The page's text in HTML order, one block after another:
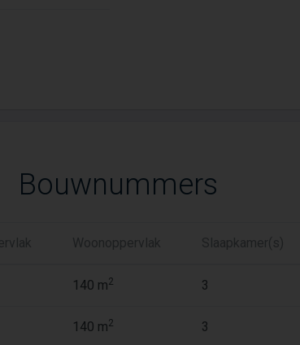
Bouwnummers
Woonoppervlak Slaapkamer(s)
140 m2 3
140 m2 3